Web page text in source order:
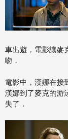
車出遊，電影讓麥
吻．
電影中，漢娜在接
漢娜到了麥克的游
失了．